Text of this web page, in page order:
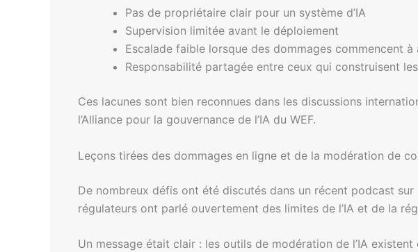
Pas de propriétaire clair pour un système d’IA
Supervision limitée avant le déploiement
Escalade faible lorsque des dommages commencent à
Responsabilité partagée entre ceux qui construisent
Ces lacunes sont bien reconnues dans les discussions
l’Alliance pour la gouvernance de l’IA du WEF.
Leçons tirées des dommages en ligne et de la modération de
De nombreux défis ont été discutés dans un récent podcast
régulateurs ont parlé ouvertement des limites de l’IA et de la
Un message était clair : les outils de modération de l’IA